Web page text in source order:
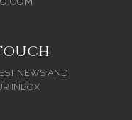
NEWS AND
INBOX